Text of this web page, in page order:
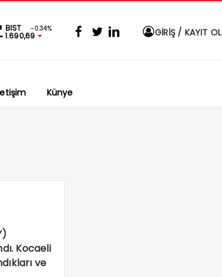
BIST -0.34%
1.690,69 GİRİŞ / KAYIT OL
Künye
Kocaeli
ve